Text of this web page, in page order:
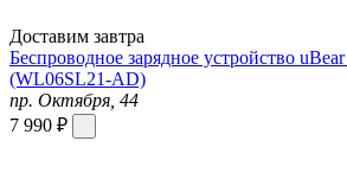
Доставим завтра
Беспроводное зарядное устройство uBear
(WL06SL21-AD)
пр. Октября, 44
7 990 ₽